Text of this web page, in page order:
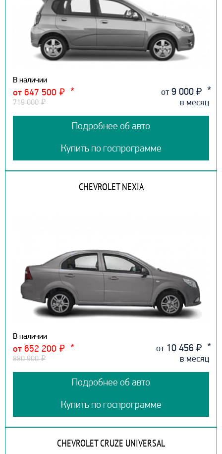
В наличии
от 647 500 ₽
719 000₽
от 9 000 ₽
в месяц
Подробнее об авто
Купить по госпрограмме
CHEVROLET NEXIA
В наличии
от 652 200 ₽
880 900₽
от 10 456 ₽
в месяц
Подробнее об авто
Купить по госпрограмме
CHEVROLET CRUZE UNIVERSAL